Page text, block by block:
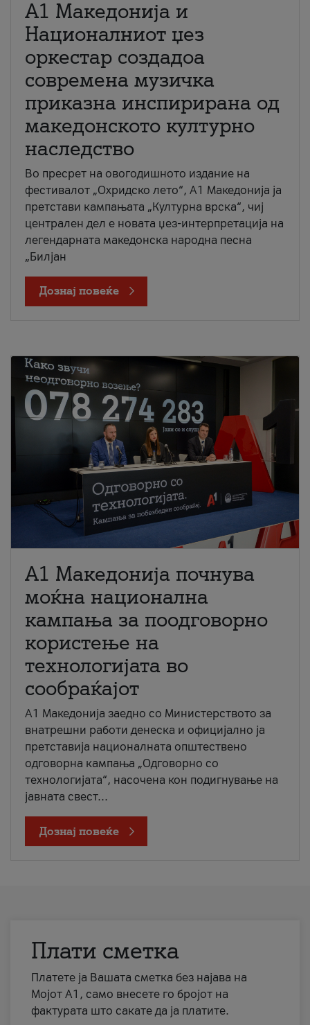
А1 Македонија и
Националниот џез
оркестар создадоа
современа музичка
приказна инспирирана од
македонското културно
наследство
Во пресрет на овогодишното издание на
фестивалот „Охридско лето“, А1 Македонија ја
претстави кампањата „Културна врска“, чиј
централен дел е новата џез-интерпретација на
легендарната македонска народна песна
„Билјан
Дознај повеќе
A1 Македонија почнува
моќна национална
кампања за поодговорно
користење на
технологијата во
сообраќајот
A1 Македонија заедно со Министерството за
внатрешни работи денеска и официјално ја
претставија националната општествено
одговорна кампања „Одговорно со
технологијата“, насочена кон подигнување на
јавната свест...
Дознај повеќе
Плати сметка
Платете ја Вашата сметка без најава на
Мојот А1, само внесете го бројот на
фактурата што сакате да ја платите.